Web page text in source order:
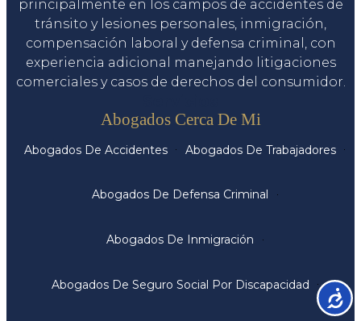
principalmente en los campos de accidentes de
tránsito y lesiones personales, inmigración,
compensación laboral y defensa criminal, con
experiencia adicional manejando litigaciones
comerciales y casos de derechos del consumidor.
Abogados Cerca De Mi
Abogados De Accidentes Abogados De Trabajadores
Abogados De Defensa Criminal
Abogados De Inmigración
Abogados De Seguro Social Por Discapacidad